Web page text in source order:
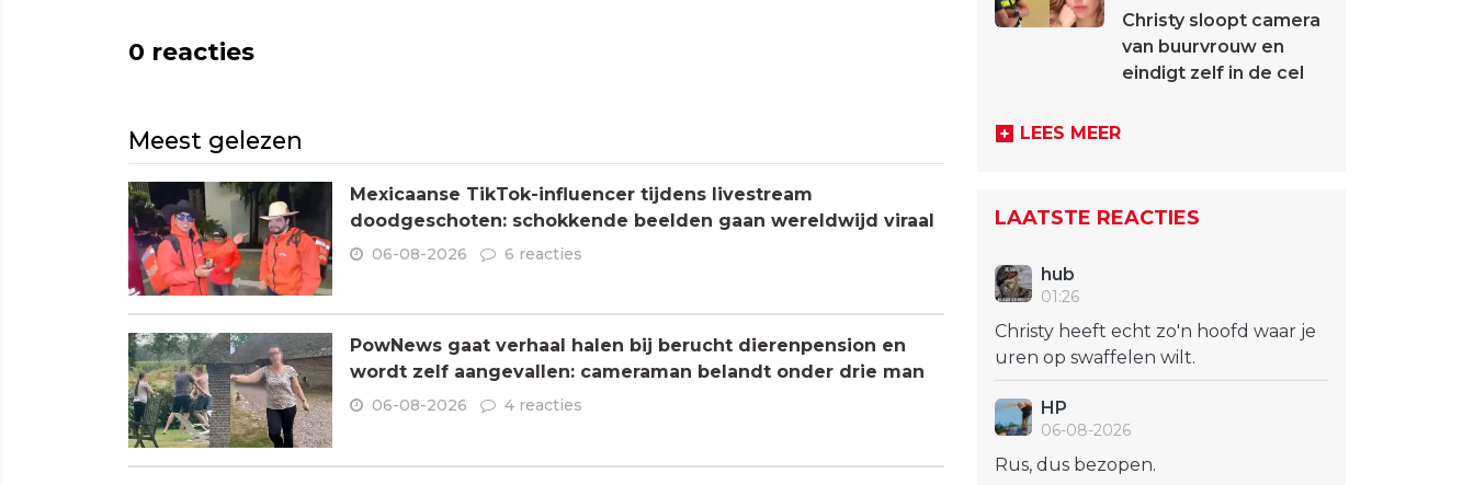
0 reacties
Meest gelezen
Mexicaanse TikTok-influencer tijdens livestream
doodgeschoten: schokkende beelden gaan wereldwijd viraal
06-08-2026 6 reacties
PowNews gaat verhaal halen bij berucht dierenpension en
wordt zelf aangevallen: cameraman belandt onder drie man
06-08-2026 4 reacties
Christy sloopt camera
van buurvrouw en
eindigt zelf in de cel
LEES MEER
LAATSTE REACTIES
hub
01:26
Christy heeft echt zo'n hoofd waar je
uren op swaffelen wilt.
HP
06-08-2026
Rus, dus bezopen.